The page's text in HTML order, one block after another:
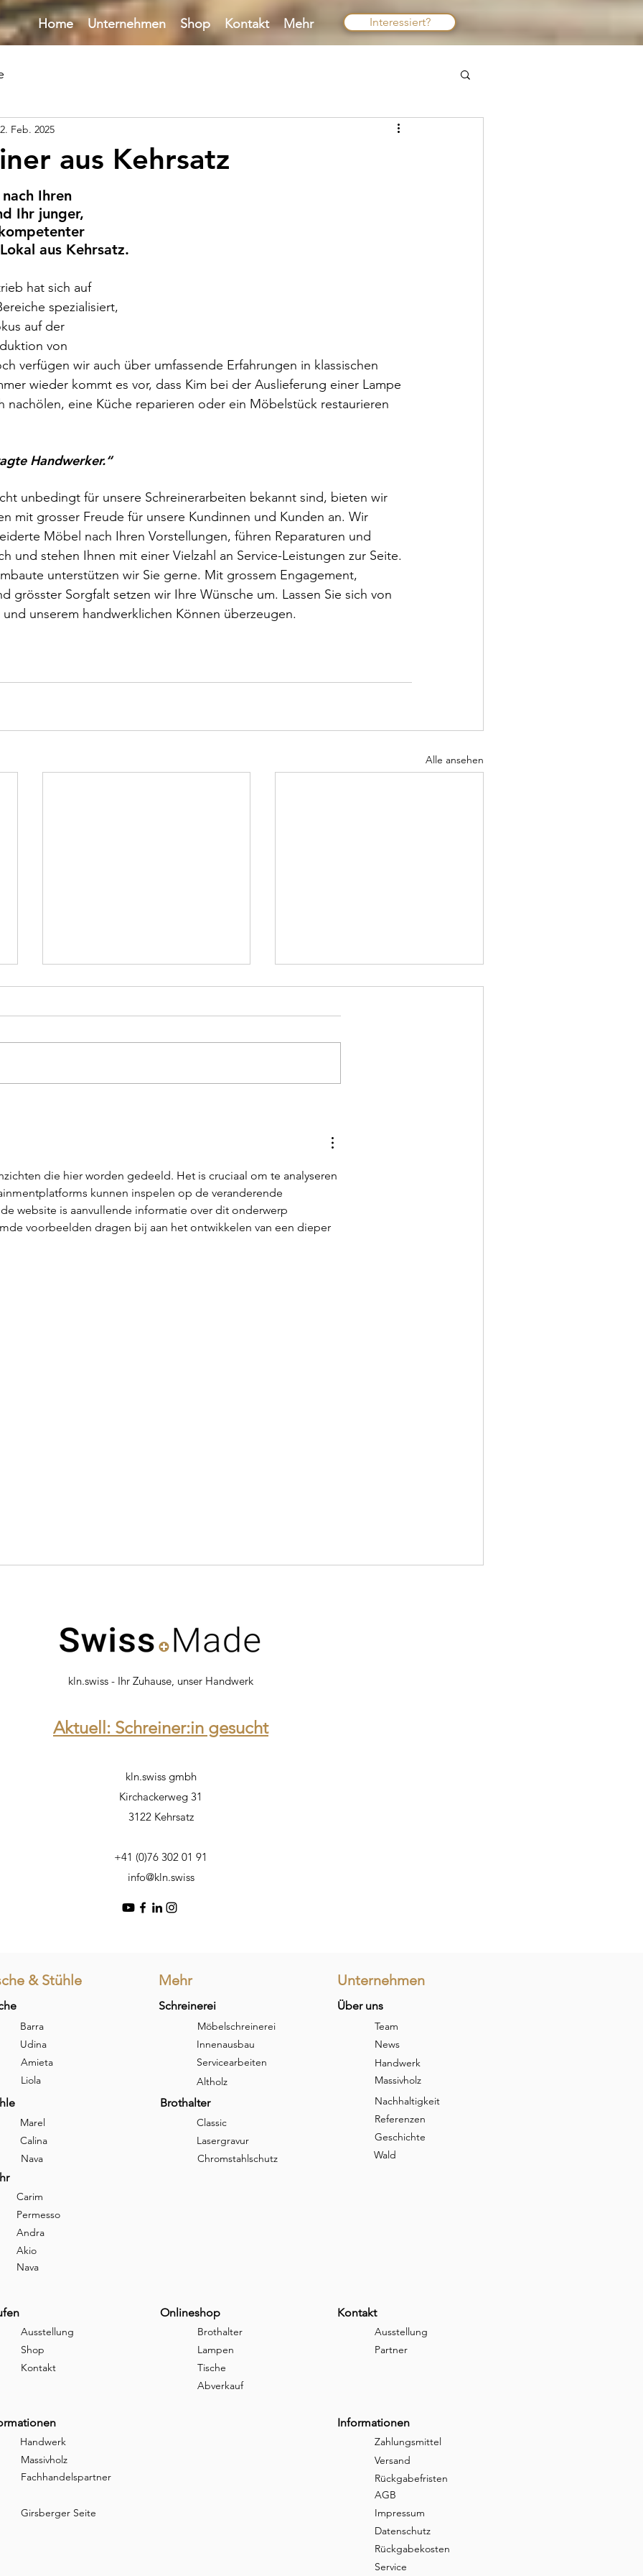
Home Unternehmen Shop Kontakt Mehr Interessiert?
aus Kehrsatz
Feb. 2025
Ihren
Ihr junger,
aus Kehrsatz.
hat sich auf
spezialisiert,
auf der
von
verfügen wir auch über umfassende Erfahrungen in klassischen
wieder kommt es vor, dass Kim bei der Auslieferung einer Lampe
nachölen, eine Küche reparieren oder ein Möbelstück restaurieren
Handwerker.“
unbedingt für unsere Schreinerarbeiten bekannt sind, bieten wir
mit grosser Freude für unsere Kundinnen und Kunden an. Wir
Möbel nach Ihren Vorstellungen, führen Reparaturen und
und stehen Ihnen mit einer Vielzahl an Service-Leistungen zur Seite.
unterstützen wir Sie gerne. Mit grossem Engagement,
grösster Sorgfalt setzen wir Ihre Wünsche um. Lassen Sie sich von
unserem handwerklichen Können überzeugen.
Alle ansehen
die hier worden gedeeld. Het is cruciaal om te analyseren
kunnen inspelen op de veranderende
website is aanvullende informatie over dit onderwerp
voorbeelden dragen bij aan het ontwikkelen van een dieper
kln.swiss - Ihr Zuhause, unser Handwerk
Aktuell: Schreiner:in gesucht
kln.swiss gmbh
Kirchackerweg 31
3122 Kehrsatz
+41 (0)76 302 01 91
info@kln.swiss
& Stühle Mehr
Barra
Udina
Amieta
Liola
Marel
Calina
Nava
Schreinerei
Möbelschreinerei
Innenausbau
Servicearbeiten
Altholz
Brothalter
Classic
Lasergravur
Chromstahlschutz
Unternehmen
Über uns
Team
News
Handwerk
Massivholz
Nachhaltigkeit
Referenzen
Geschichte
Wald
Carim
Permesso
Andra
Akio
Nava
Ausstellung
Shop
Kontakt
Onlineshop
Brothalter
Lampen
Tische
Abverkauf
Kontakt
Ausstellung
Partner
Handwerk
Massivholz
Fachhandelspartner
Girsberger Seite
Informationen
Zahlungsmittel
Versand
Rückgabefristen
AGB
Impressum
Datenschutz
Rückgabekosten
Service